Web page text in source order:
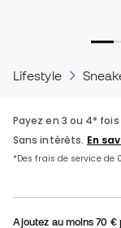
Lifestyle
Ajoutez au moins70 €